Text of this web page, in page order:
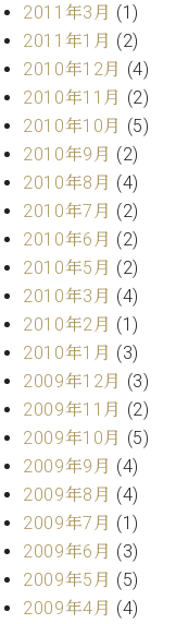
2011年3月 (1)
2011年1月 (2)
2010年12月 (4)
2010年11月 (2)
2010年10月 (5)
2010年9月 (2)
2010年8月 (4)
2010年7月 (2)
2010年6月 (2)
2010年5月 (2)
2010年3月 (4)
2010年2月 (1)
2010年1月 (3)
2009年12月 (3)
2009年11月 (2)
2009年10月 (5)
2009年9月 (4)
2009年8月 (4)
2009年7月 (1)
2009年6月 (3)
2009年5月 (5)
2009年4月 (4)